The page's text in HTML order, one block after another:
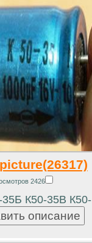
picture(26317)
2426
35Б К50-35В К50-